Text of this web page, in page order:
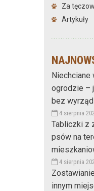
Za
Artykuły
ogrodzie –
bez
4 sierpnia
Tabliczki z
psów na
4 sierpnia
innym